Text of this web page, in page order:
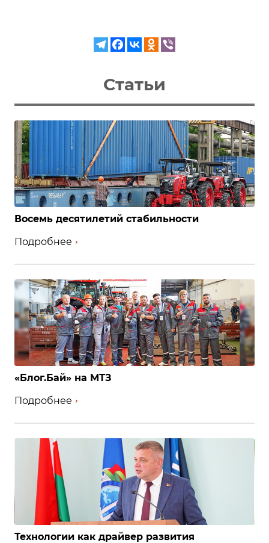
Статьи
Восемь десятилетий стабильности
Подробнее
«Блог.Бай» на МТЗ
Подробнее
Технологии как драйвер развития